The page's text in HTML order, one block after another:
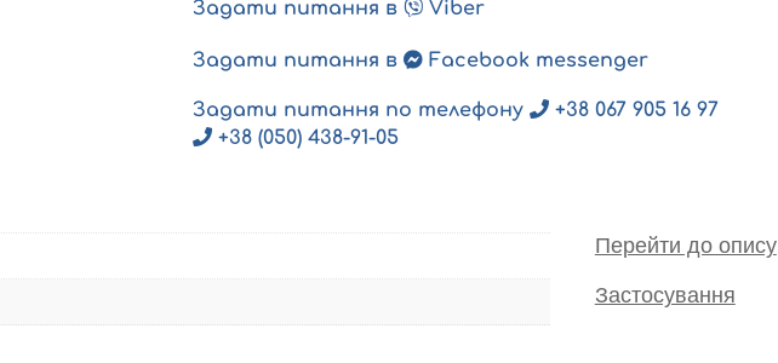
Задати питання в Viber
Задати питання в Facebook messenger
Задати питання по телефону
+38 067 905 16 97
+38 (050) 438-91-05
Перейти до опису
Застосування